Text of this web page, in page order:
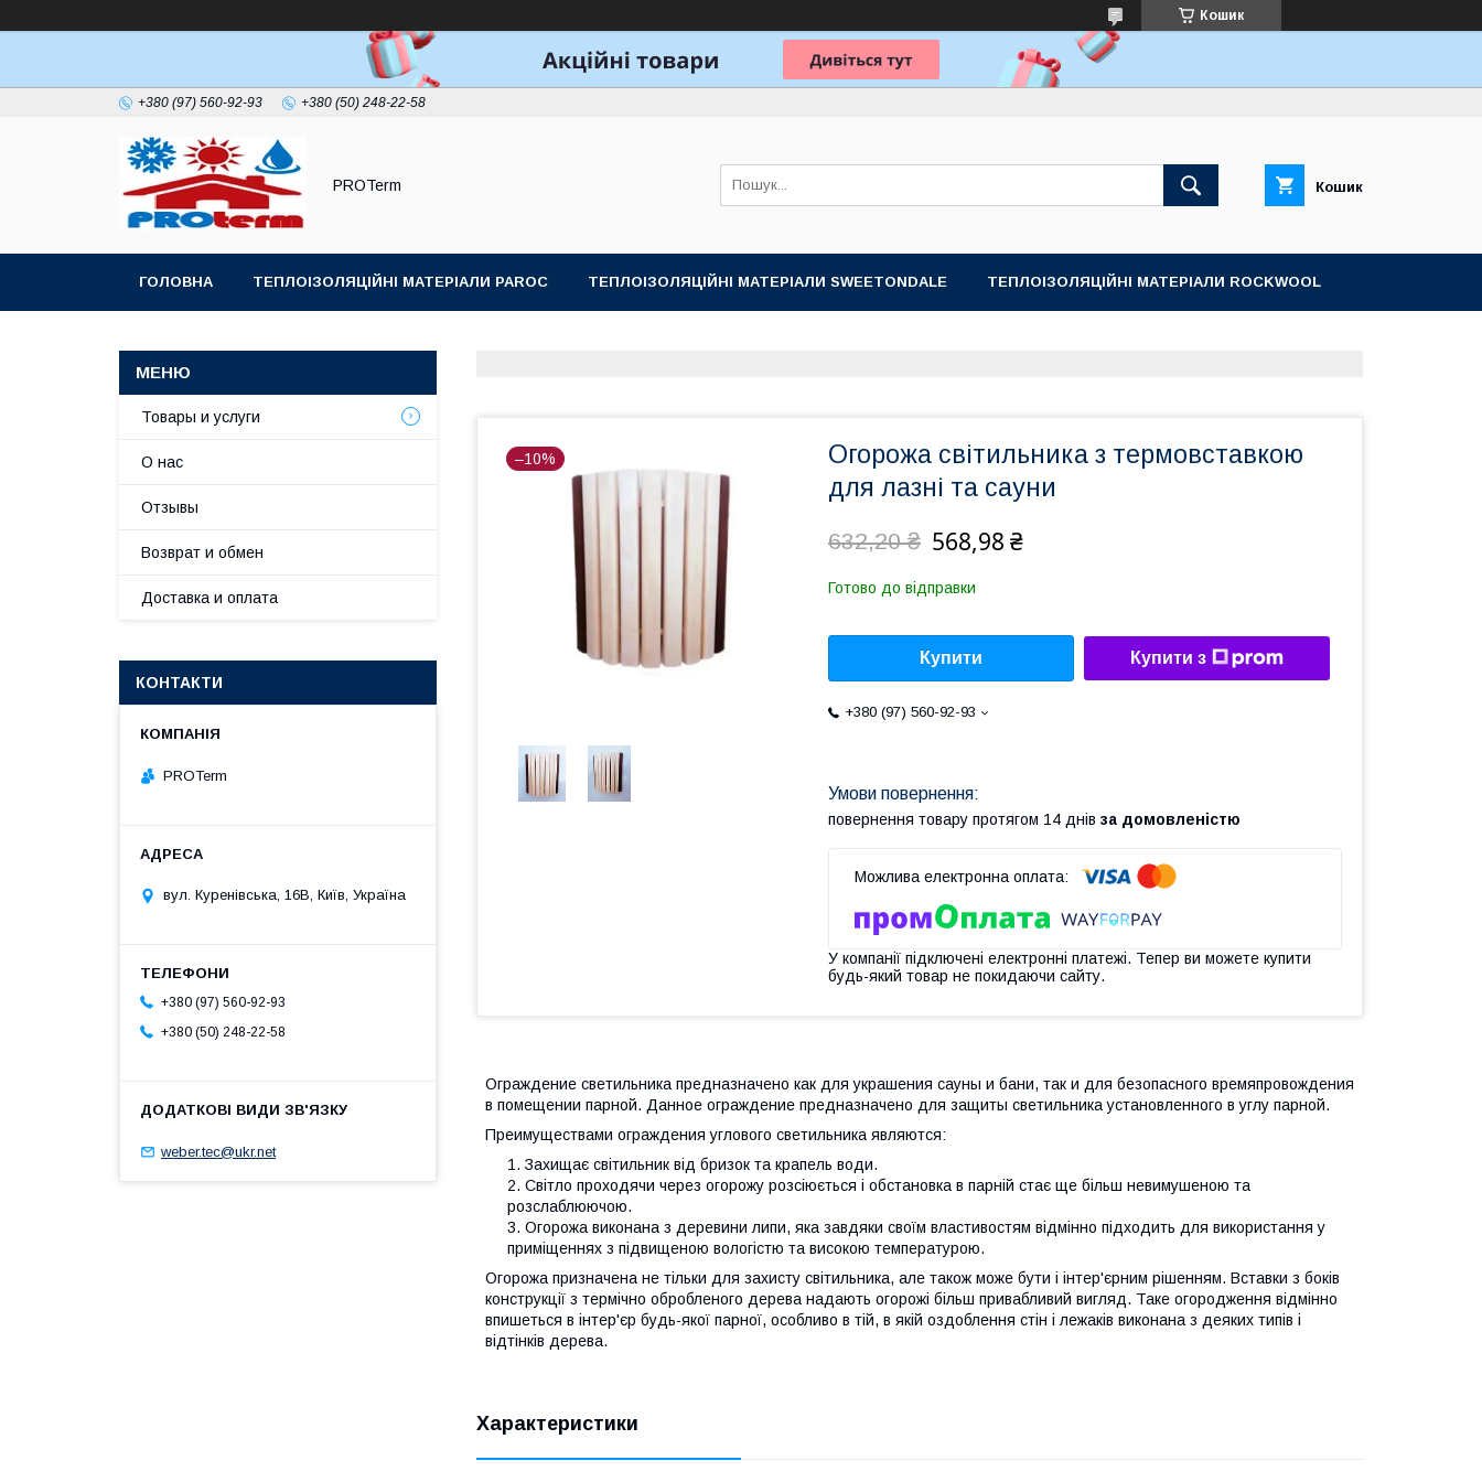
Кошик
+380 (97) 560-92-93 +380 (50) 248-22-58
PROTerm Кошик
ГОЛОВНА ТЕПЛОІЗОЛЯЦІЙНІ МАТЕРІАЛИ PAROC ТЕПЛОІЗОЛЯЦІЙНІ МАТЕРІАЛИ SWEETONDALE ТЕПЛОІЗОЛЯЦІЙНІ МАТЕРІАЛИ ROCKWOOL
–10%
Огорожа світильника з термовставкою
для лазні та сауни
632,20 ₴ 568,98 ₴
Готово до відправки
Купити Купити з
+380 (97) 560-92-93
повернення товару протягом 14 днів за домовленістю
У компанії підключені електронні платежі. Тепер ви можете купити
будь-який товар не покидаючи сайту.
Ограждение светильника предназначено как для украшения сауны и бани, так и для безопасного времяпровождения
в помещении парной. Данное ограждение предназначено для защиты светильника установленного в углу парной.
Преимуществами ограждения углового светильника являются:
Захищає світильник від бризок та крапель води.
Світло проходячи через огорожу розсіюється і обстановка в парній стає ще більш невимушеною та
розслаблюючою.
Огорожа виконана з деревини липи, яка завдяки своїм властивостям відмінно підходить для використання у
приміщеннях з підвищеною вологістю та високою температурою.
Огорожа призначена не тільки для захисту світильника, але також може бути і інтер'єрним рішенням. Вставки з боків
конструкції з термічно обробленого дерева надають огорожі більш привабливий вигляд. Таке огородження відмінно
впишеться в інтер'єр будь-якої парної, особливо в тій, в якій оздоблення стін і лежаків виконана з деяких типів і
відтінків дерева.
Характеристики
Товары и услуги
О нас
Отзывы
Возврат и обмен
Доставка и оплата
КОНТАКТИ
PROTerm
вул. Куренівська, 16В, Київ, Україна
+380 (97) 560-92-93
+380 (50) 248-22-58
weber.tec@ukr.net